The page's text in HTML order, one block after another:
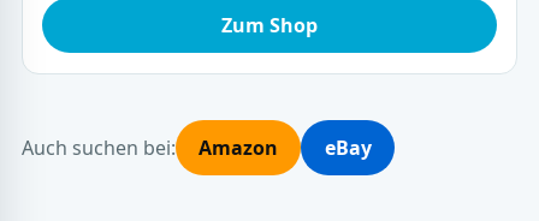
Zum Shop
Auch suchen bei: Amazon eBay